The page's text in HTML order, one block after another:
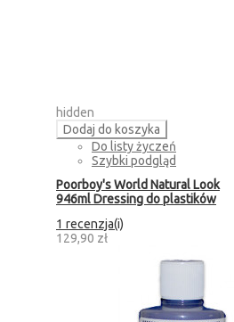
hidden
Dodaj do koszyka
Do listy życzeń
Szybki podgląd
Poorboy's World Natural Look
946ml Dressing do plastików
1 recenzja(i)
129,90 zł